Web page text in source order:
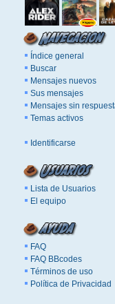
Índice general
Buscar
Mensajes nuevos
Sus mensajes
Mensajes sin
Temas activos
Identificarse
Lista de Usuarios
El equipo
FAQ
FAQ BBcodes
Términos de uso
Política de Privacidad